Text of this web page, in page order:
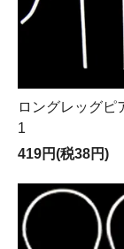
ロングレッグピ
1
419円(税38円)